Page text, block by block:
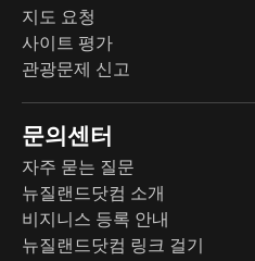
지도 요청
사이트 평가
관광문제 신고
문의센터
자주 묻는 질문
뉴질랜드닷컴 소개
비지니스 등록 안내
뉴질랜드닷컴 링크 걸기